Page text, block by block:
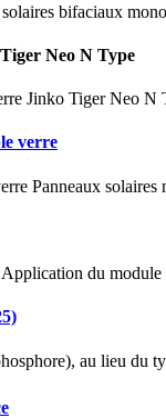
bifaciaux
Neo N Type
Jinko Tiger Neo
verre
Panneaux
du
au lieu du